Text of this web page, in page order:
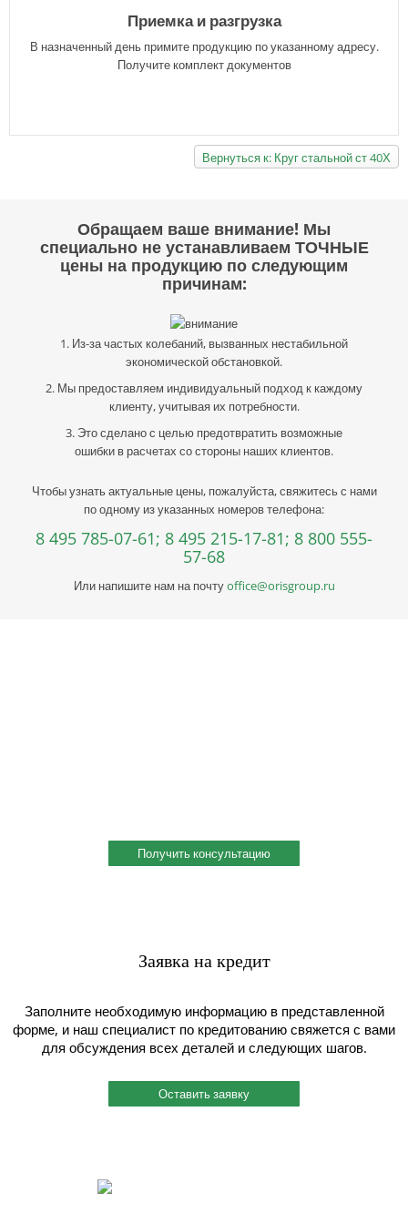
Приемка и разгрузка
В назначенный день примите продукцию по указанному адресу.
Получите комплект документов
Вернуться к: Круг стальной ст 40Х
Обращаем ваше внимание! Мы
специально не устанавливаем ТОЧНЫЕ
цены на продукцию по следующим
причинам:
1. Из-за частых колебаний, вызванных нестабильной
экономической обстановкой.
2. Мы предоставляем индивидуальный подход к каждому
клиенту, учитывая их потребности.
3. Это сделано с целью предотвратить возможные
ошибки в расчетах со стороны наших клиентов.
Чтобы узнать актуальные цены, пожалуйста, свяжитесь с нами
по одному из указанных номеров телефона:
8 495 785-07-61; 8 495 215-17-81; 8 800 555-
57-68
Или напишите нам на почтуoffice@orisgroup.ru
Получить консультацию
Заявка на кредит
Заполните необходимую информацию в представленной
форме, и наш специалист по кредитованию свяжется с вами
для обсуждения всех деталей и следующих шагов.
Оставить заявку